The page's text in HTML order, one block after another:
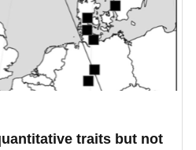
traits but not